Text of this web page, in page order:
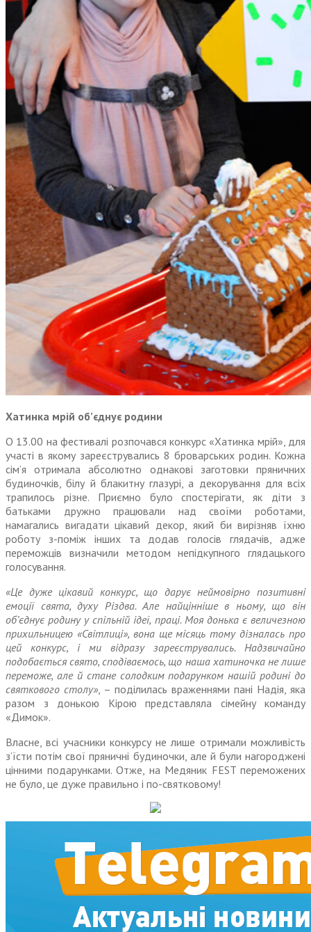
Хатинка мрій об’єднує родини
О 13.00 на фестивалі розпочався конкурс «Хатинка мрій», для
участі в якому зареєструвались 8 броварських родин. Кожна
сім’я отримала абсолютно однакові заготовки пряничних
будиночків, білу й блакитну глазурі, а декорування для всіх
трапилось різне. Приємно було спостерігати, як діти з
батьками дружно працювали над своїми роботами,
намагались вигадати цікавий декор, який би вирізняв їхню
роботу з-поміж інших та додав голосів глядачів, адже
переможців визначили методом непідкупного глядацького
голосування.
«Це дуже цікавий конкурс, що дарує неймовірно позитивні
емоції свята, духу Різдва. Але найцінніше в ньому, що він
об’єднує родину у спільній ідеї, праці. Моя донька є величезною
прихильницею «Світлиці», вона ще місяць тому дізналась про
цей конкурс, і ми відразу зареєструвались. Надзвичайно
подобається свято, сподіваємось, що наша хатиночка не лише
переможе, але й стане солодким подарунком нашій родині до
святкового столу», – поділилась враженнями пані Надія, яка
разом з донькою Кірою представляла сімейну команду
«Димок».
Власне, всі учасники конкурсу не лише отримали можливість
з’їсти потім свої пряничні будиночки, але й були нагороджені
цінними подарунками. Отже, на Медяник FEST переможених
не було, це дуже правильно і по-святковому!